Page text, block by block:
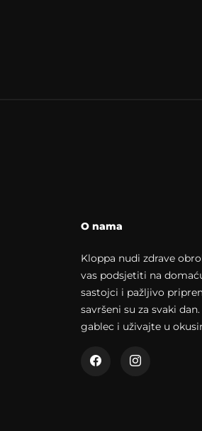
O nama
Kloppa nudi zdrave
vas podsjetiti na
sastojci i pažljivo
savršeni su za svaki
gablec i uživajte u